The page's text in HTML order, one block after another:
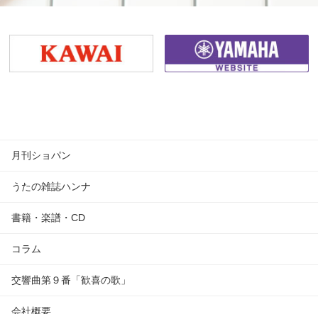
月刊ショパン
うたの雑誌ハンナ
書籍・楽譜・CD
コラム
交響曲第９番「歓喜の歌」
会社概要